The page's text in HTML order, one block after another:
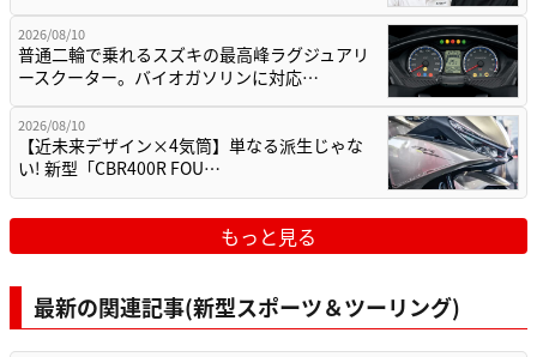
2026/08/10
普通二輪で乗れるスズキの最高峰ラグジュアリ
ースクーター。バイオガソリンに対応…
2026/08/10
【近未来デザイン×4気筒】単なる派生じゃな
い! 新型「CBR400R FOU…
もっと見る
最新の関連記事(新型スポーツ＆ツーリング)